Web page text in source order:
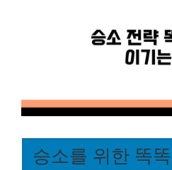
승소를 위한 똑